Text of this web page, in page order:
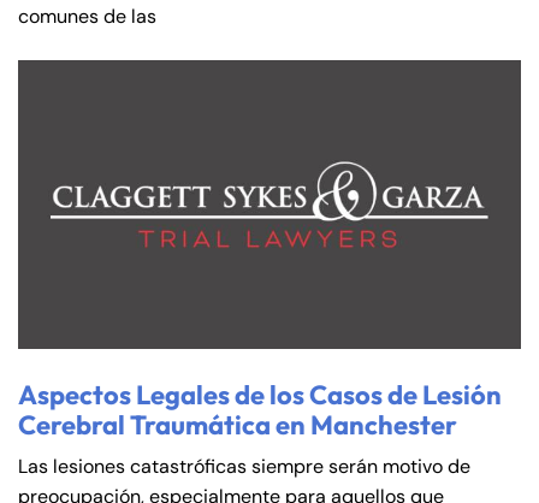
comunes de las
Aspectos Legales de los Casos de Lesión
Cerebral Traumática en Manchester
Las lesiones catastróficas siempre serán motivo de
preocupación, especialmente para aquellos que